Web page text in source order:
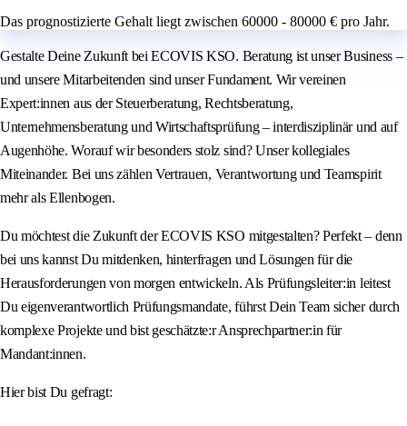
Das prognostizierte Gehalt liegt zwischen 60000 - 80000 € pro Jahr.
Gestalte Deine Zukunft bei ECOVIS KSO. Beratung ist unser Business –
und unsere Mitarbeitenden sind unser Fundament. Wir vereinen
Expert:innen aus der Steuerberatung, Rechtsberatung,
Unternehmensberatung und Wirtschaftsprüfung – interdisziplinär und auf
Augenhöhe. Worauf wir besonders stolz sind? Unser kollegiales
Miteinander. Bei uns zählen Vertrauen, Verantwortung und Teamspirit
mehr als Ellenbogen.
Du möchtest die Zukunft der ECOVIS KSO mitgestalten? Perfekt – denn
bei uns kannst Du mitdenken, hinterfragen und Lösungen für die
Herausforderungen von morgen entwickeln. Als Prüfungsleiter:in leitest
Du eigenverantwortlich Prüfungsmandate, führst Dein Team sicher durch
komplexe Projekte und bist geschätzte:r Ansprechpartner:in für
Mandant:innen.
Hier bist Du gefragt: